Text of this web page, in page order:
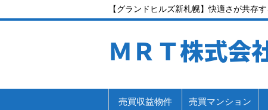
【グランドヒルズ新札幌】快適さが共存
ＭＲＴ株式会
売買収益物件 売買マンション